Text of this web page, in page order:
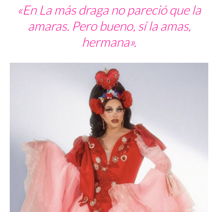
«En La más dragano pareció que la
amaras. Pero bueno, sí la amas,
hermana».